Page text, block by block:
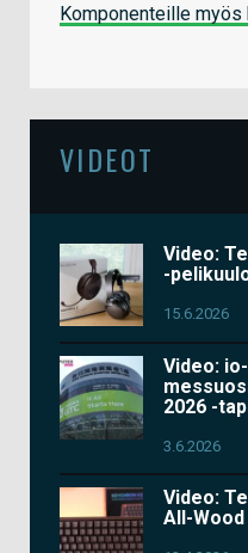
Komponenteille myös
VIDEOT
Video:
-
15.6.2026
Video:
2026 -
3.6.2026
Video:
All-Wood